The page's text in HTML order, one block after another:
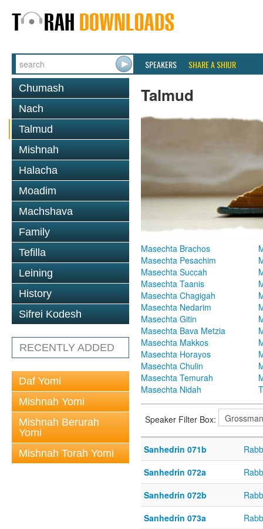
SPEAKERS SHARE A SHIUR
Chumash
Nach
Talmud
Mishnah
Halacha
Moadim
Machshava
Family
Tefilla
Leining
History
Sifrei Kodesh
RECENTLY ADDED
Daf Yomi
Mishnah Yomi
Mishnah Berurah
Yomi
Mishnah Torah Yomi
Talmud
Masechta Brachos
Masechta Pesachim
Masechta Succah
Masechta Taanis
Masechta Chagigah
Masechta Nedarim
Masechta Gitin
Masechta Bava Metzia
Masechta Makkos
Masechta Horayos
Masechta Chulin
Masechta Temurah
Masechta Nidah
Speaker Filter Box:
Sanhedrin 071b
Sanhedrin 072a
Sanhedrin 072b
Sanhedrin 073a